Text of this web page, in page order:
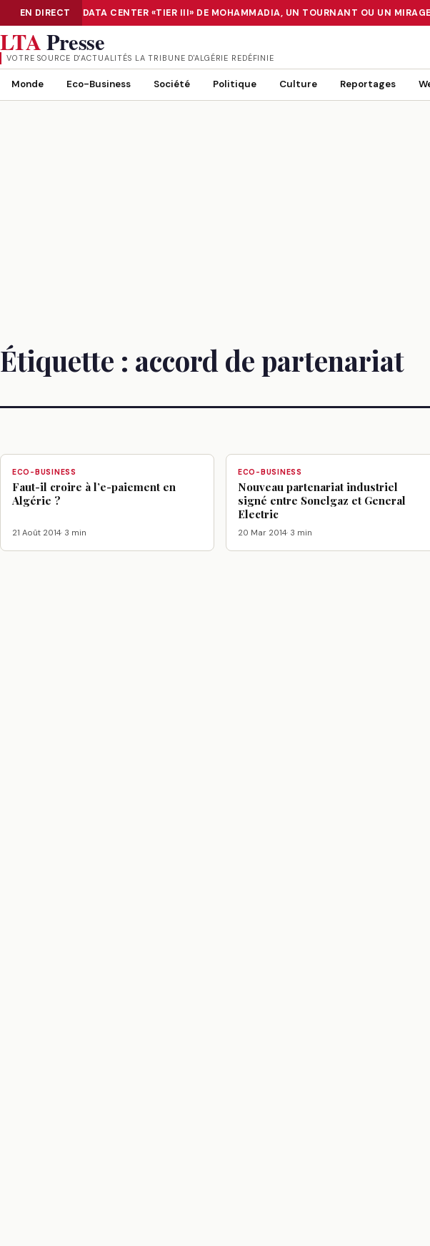
EN DIRECT: LE DATA CENTER «TIER III» DE MOHAMMADIA, UN TOURNANT OU UN MIRAGE ?
NUMÉRISATION : LE DATA CENTER «TIER III» DE MOHAMMADIA, UN TOURNANT OU UN
LTAPresse
VOTRE SOURCE D’ACTUALITÉS LA TRIBUNE D'ALGÉRIE REDÉFINIE
Monde Eco-Business Société Politique Culture Reportages
Étiquette : accord de partenariat
ECO-BUSINESS
Faut-il croire à l’e-paiement en
Algérie ?
21 Août 2014· 3 min
ECO-BUSINESS
Nouveau partenariat industriel
signé entre Sonelgaz et General
Electric
20 Mar 2014· 3 min